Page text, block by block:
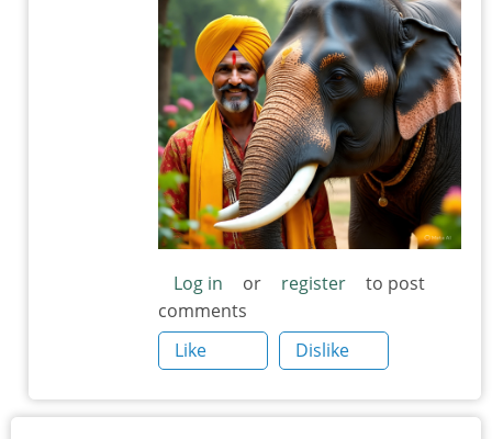
त्यागमूर्ती
हत्ती
Log in or register
to post
comments
Like
Dislike